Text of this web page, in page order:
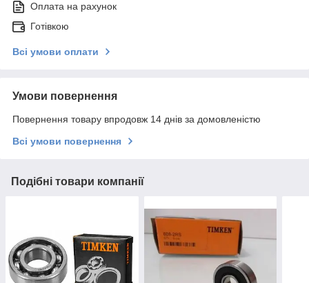
Оплата на рахунок
Готівкою
Всі умови оплати
Умови повернення
Повернення товару впродовж 14 днів за домовленістю
Всі умови повернення
Подібні товари компанії